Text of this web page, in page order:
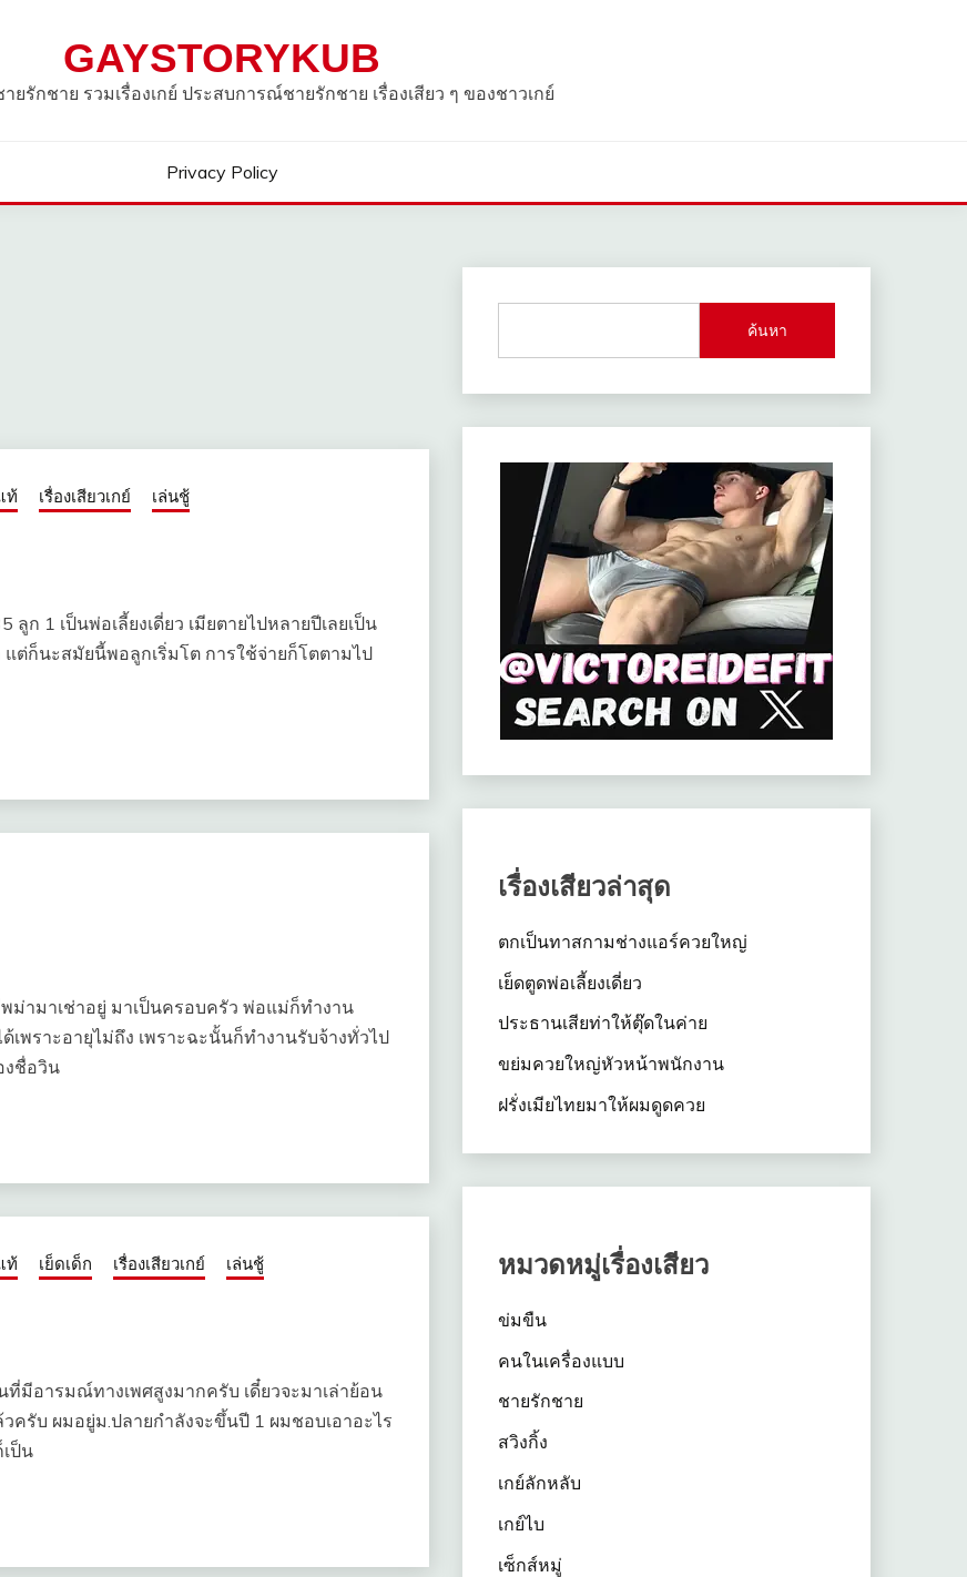
GAYSTORYKUB
ายรักชาย รวมเรื่องเกย์ ประสบการณ์ชายรักชาย เรื่องเสียว ๆ ของชาวเกย์
Privacy Policy
ท้ เรื่องเสียวเกย์ เล่นชู้
ลูก 1 เป็นพ่อเลี้ยงเดี่ยว เมียตายไปหลายปีเลยเป็น
ต่ก็นะสมัยนี้พอลูกเริ่มโต การใช้จ่ายก็โตตามไป
ม่ามาเช่าอยู่ มาเป็นครอบครัว พ่อแม่ก็ทำงาน
เพราะอายุไม่ถึง เพราะฉะนั้นก็ทำงานรับจ้างทั่วไป
งชื่อวิน
ท้ เย็ดเด็ก เรื่องเสียวเกย์ เล่นชู้
ที่มีอารมณ์ทางเพศสูงมากครับ เดี๋ยวจะมาเล่าย้อน
ครับ ผมอยู่ม.ปลายกำลังจะขึ้นปี 1 ผมชอบเอาอะไร
ป็น
ค้นหา
เรื่องเสียวล่าสุด
ตกเป็นทาสกามช่างแอร์ควยใหญ่
เย็ดตูดพ่อเลี้ยงเดี่ยว
ประธานเสียท่าให้ตุ๊ดในค่าย
ขย่มควยใหญ่หัวหน้าพนักงาน
ฝรั่งเมียไทยมาให้ผมดูดควย
หมวดหมู่เรื่องเสียว
ข่มขืน
คนในเครื่องแบบ
ชายรักชาย
สวิงกิ้ง
เกย์ลักหลับ
เกย์ไบ
เซ็กส์หมู่